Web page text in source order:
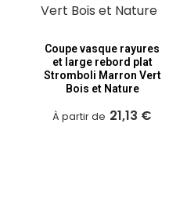
Coupe vasque rayures
et large rebord plat
Stromboli Marron Vert
Bois et Nature
À partir de 21,13 €